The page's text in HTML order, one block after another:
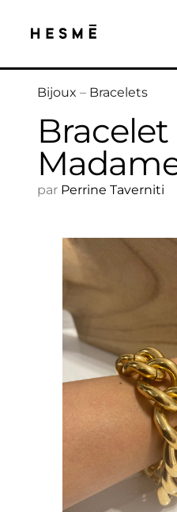
Bijoux – Bracelets
Bracelet
par Perrine Taverniti